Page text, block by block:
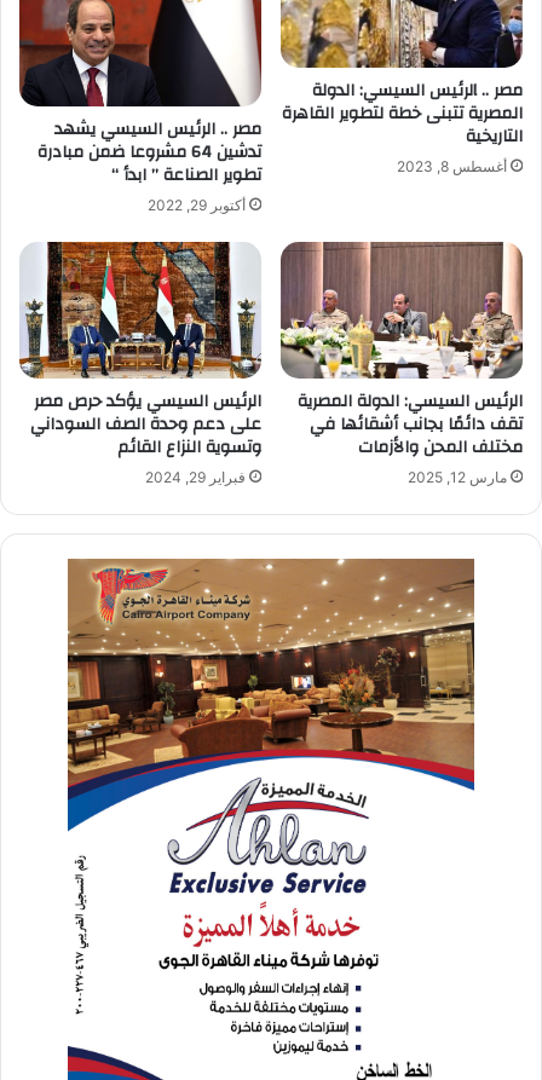
مصر .. lلرئيس السيسي: الدولة
المصرية تتبنى خطة لتطوير القاهرة
التاريخية
أغسطس 8, 2023
مصر .. الرئيس السيسي يشهد
تدشين 64 مشروعا ضمن مبادرة
تطوير الصناعة ” ابدأ “
أكتوبر 29, 2022
الرئيس السيسي: الدولة المصرية
تقف دائمًا بجانب أشقائها في
مختلف المحن والأزمات
مارس 12, 2025
الرئيس السيسي يؤكد حرص مصر
على دعم وحدة الصف السوداني
وتسوية النزاع القائم
فبراير 29, 2024